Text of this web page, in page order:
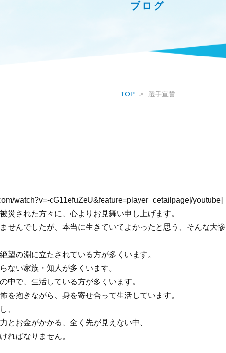
ブログ
TOP 選手宣誓
watch?v=-cG11efuZeU&feature=player_detailpage[/youtube]
災された方々に、心よりお見舞い申し上げます。
せんでしたが、本当に生きていてよかったと思う、そんな大惨
望の淵に立たされている方が多くいます。
ない家族・知人が多くいます。
中で、生活している方が多くいます。
を抱きながら、身を寄せ合って生活しています。
、
とお金がかかる、全く先が見えない中、
ればなりません。